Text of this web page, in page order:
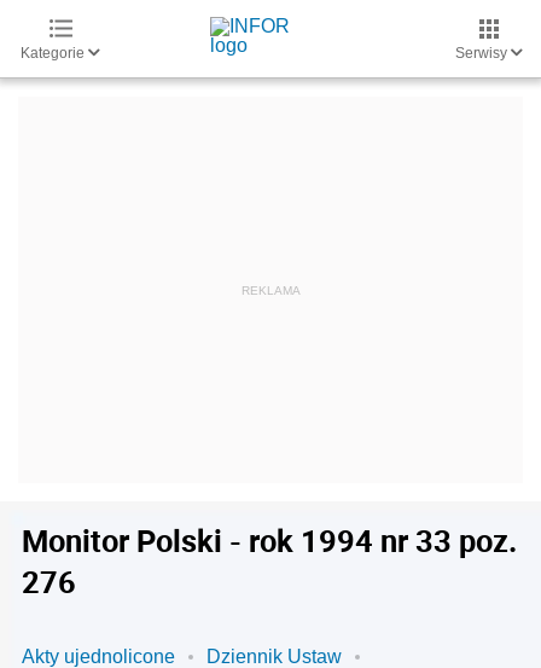
Kategorie Serwisy
Monitor Polski - rok 1994 nr 33 poz.
276
Akty ujednolicone
Dziennik Ustaw